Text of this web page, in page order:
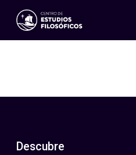
Eventos
ES
EN
Descubre